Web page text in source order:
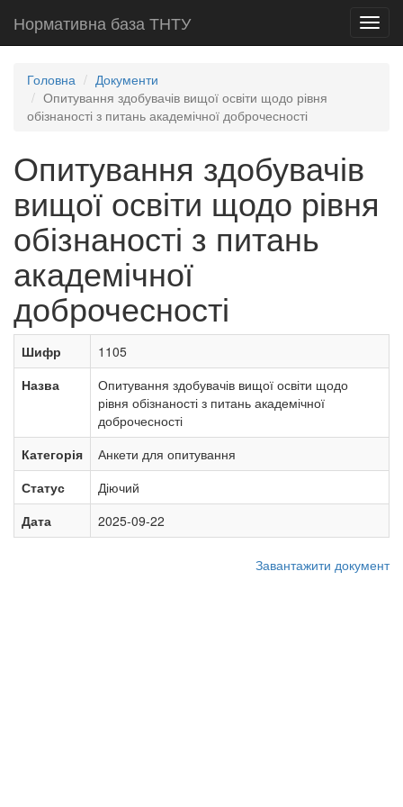
Нормативна база ТНТУ
Головна
Документи
Опитування здобувачів вищої освіти щодо рівня
обізнаності з питань академічної доброчесності
Опитування здобувачів
вищої освіти щодо рівня
обізнаності з питань
академічної
доброчесності
Шифр
1105
Назва
Опитування здобувачів вищої освіти щодо
рівня обізнаності з питань академічної
доброчесності
Категорія
Анкети для опитування
Статус
Діючий
Дата
2025-09-22
Завантажити документ